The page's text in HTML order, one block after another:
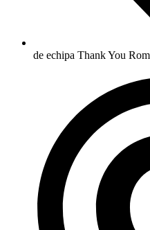
de echipa Thank You